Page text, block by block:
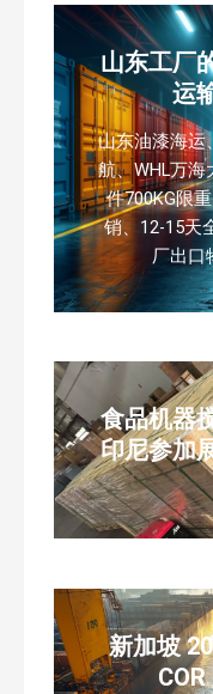
山东工厂
运
山东油漆海运
航、WHL万
件700KG限
销、12-15天
厂出口
食品机器
印尼参加
新加坡